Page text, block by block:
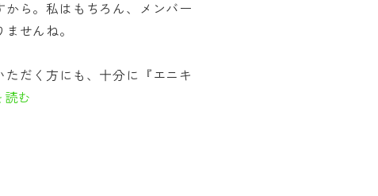
ら。私はもちろん、メンバー
せんね。
だく方にも、十分に『エニキ
読む